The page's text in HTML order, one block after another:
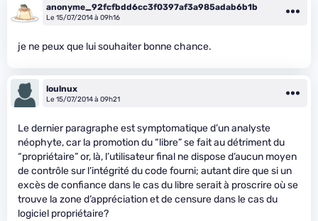
anonyme_92fcfbdd6cc3f0397af3a985adab6b1b
Le 15/07/2014 à 09h16
je ne peux que lui souhaiter bonne chance.
loulnux
Le 15/07/2014 à 09h21
Le dernier paragraphe est symptomatique d’un analyste
néophyte, car la promotion du “libre” se fait au détriment du
“propriétaire” or, là, l’utilisateur final ne dispose d’aucun moyen
de contrôle sur l’intégrité du code fourni; autant dire que si un
excès de confiance dans le cas du libre serait à proscrire où se
trouve la zone d’appréciation et de censure dans le cas du
logiciel propriétaire?